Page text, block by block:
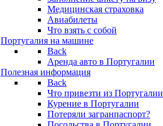
Медицинская страховка
Авиабилеты
Что взять с собой
Португалия на машине
Back
Аренда авто в Португалии
Полезная информация
Back
Что привезти из Португалии
Курение в Португалии
Потеряли загранпаспорт?